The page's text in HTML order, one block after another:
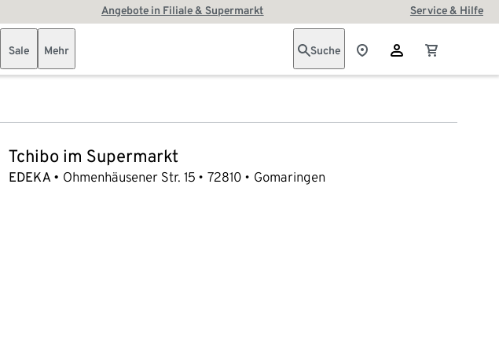
Angebote in Filiale & Supermarkt Service & Hilfe
Sale Mehr Suche
Tchibo im Supermarkt
EDEKA Ohmenhäusener Str. 15 72810 Gomaringen